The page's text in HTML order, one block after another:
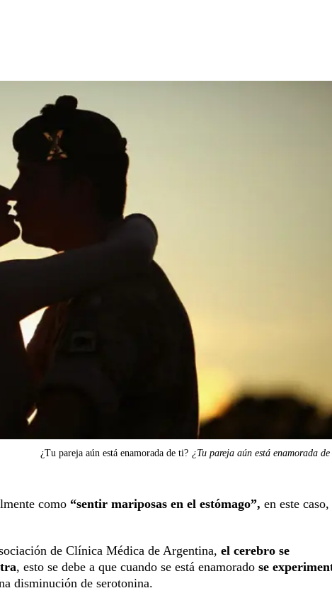
¿Tu pareja aún está enamorada de ti? ¿Tu pareja aún está enamorada
como “sentir mariposas en el estómago”, en este
de Clínica Médica de Argentina, el cerebro se
, esto se debe a que cuando se está enamorado se
disminución de serotonina.